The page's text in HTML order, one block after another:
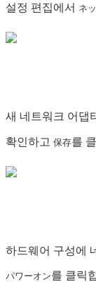
설정 편집에서 ネ
새 네트워크 어댑
확인하고 保存를
하드웨어 구성에
パワーオン를 클릭